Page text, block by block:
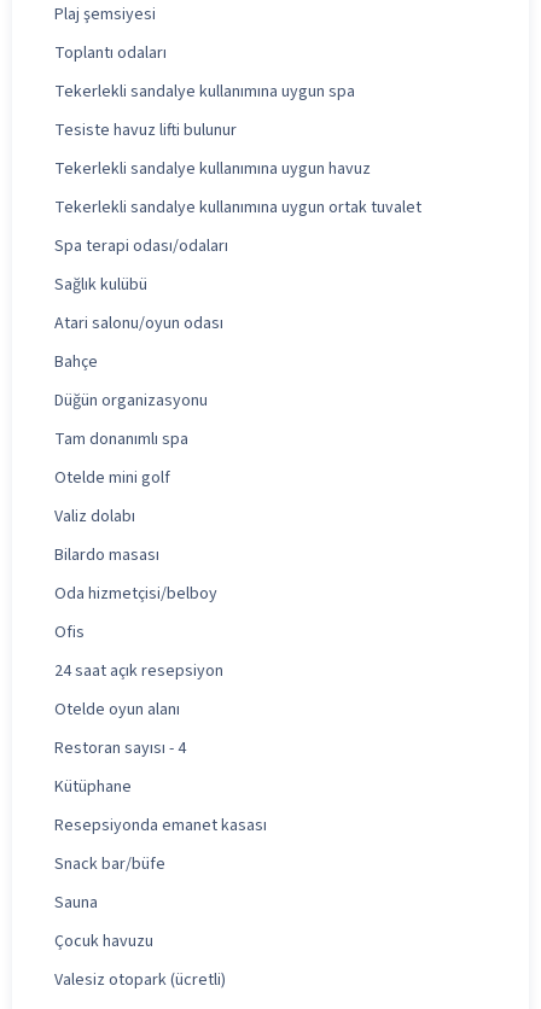
Plaj şemsiyesi
Toplantı odaları
Tekerlekli sandalye kullanımına uygun spa
Tesiste havuz lifti bulunur
Tekerlekli sandalye kullanımına uygun havuz
Tekerlekli sandalye kullanımına uygun ortak tuvalet
Spa terapi odası/odaları
Sağlık kulübü
Atari salonu/oyun odası
Bahçe
Düğün organizasyonu
Tam donanımlı spa
Otelde mini golf
Valiz dolabı
Bilardo masası
Oda hizmetçisi/belboy
Ofis
24 saat açık resepsiyon
Otelde oyun alanı
Restoran sayısı - 4
Kütüphane
Resepsiyonda emanet kasası
Snack bar/büfe
Sauna
Çocuk havuzu
Valesiz otopark (ücretli)